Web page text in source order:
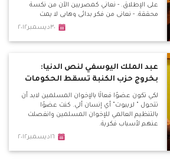
على الإطلاق. - نعاني كمصريين الآن من نكسة
محققة. - نعاني من فكر بدائي وهابي لا يمت
للمصريين بصلة. - هذا الدستور يصلح للتطبيق
حتى نعيد لمصر هويتها وحضارتها.
٣٠ديسمبر٢٠١٢
عبد الملك اليوسفي لنص الدنيا:
بخروج حزب الكنبة تسقط الحكومات
لكي تكون عضوًا فعالًا بالإخوان المسلمين لابد أن
تتحول " لريبوت" أي إنسان ألي. كنت عضوًا
بالتنظيم العالمي للإخوان المسلمين وانفصلت
عنهم لأسباب فكرية.
١٦ديسمبر٢٠١٢